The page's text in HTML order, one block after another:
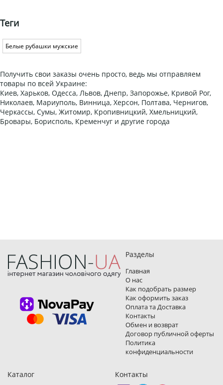
Теги
Белые рубашки мужские
Получить свои заказы очень просто, ведь мы отправляем
товары по всей Украине:
Киев, Харьков, Одесса, Львов, Днепр, Запорожье, Кривой Рог,
Николаев, Мариуполь, Винница, Херсон, Полтава, Чернигов,
Черкассы, Сумы, Житомир, Кропивницкий, Хмельницкий,
Бровары, Борисполь, Кременчуг и другие города
Разделы
Главная
О нас
Как подобрать размер
Как оформить заказ
Оплата та Доставка
Контакты
Обмен и возврат
Договор публичной оферты
Политика
конфиденциальности
Каталог Контакты